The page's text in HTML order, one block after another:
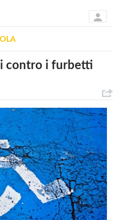
contro i furbetti